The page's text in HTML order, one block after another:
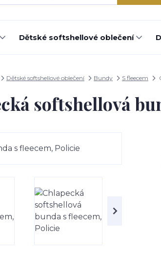
Dětské softshellové oblečení
Dětské softshellové oblečení Bundy S fleecem
softshellová